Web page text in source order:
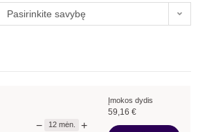
Pasirinkite savybę
− 12mėn. +
Įmokos dydis
59,16 €